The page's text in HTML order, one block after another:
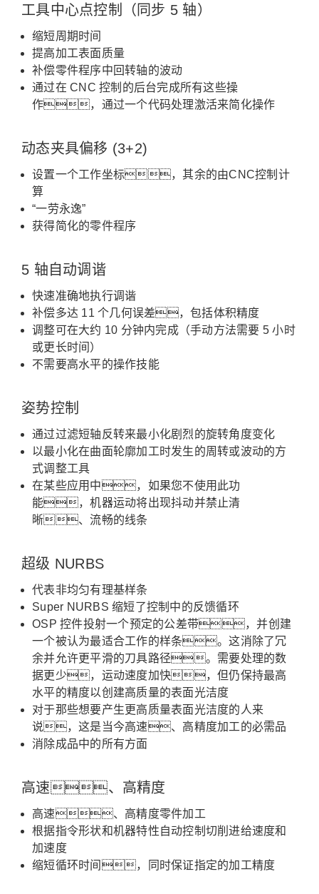
工具中心点控制（同步 5 轴）
缩短周期时间
提高加工表面质量
补偿零件程序中回转轴的波动
通过在 CNC 控制的后台完成所有这些操
作，通过一个代码处理激活来简化操作
动态夹具偏移 (3+2)
设置一个工作坐标，其余的由CNC控制计
算
“一劳永逸”
获得简化的零件程序
5 轴自动调谐
快速准确地执行调谐
补偿多达 11 个几何误差，包括体积精度
调整可在大约 10 分钟内完成（手动方法需要 5 小时
或更长时间）
不需要高水平的操作技能
姿势控制
通过过滤短轴反转来最小化剧烈的旋转角度变化
以最小化在曲面轮廓加工时发生的周转或波动的方
式调整工具
在某些应用中，如果您不使用此功
能，机器运动将出现抖动并禁止清
晰、流畅的线条
超级 NURBS
代表非均匀有理基样条
Super NURBS 缩短了控制中的反馈循环
OSP 控件投射一个预定的公差带，并创建
一个被认为最适合工作的样条。这消除了冗
余并允许更平滑的刀具路径。 需要处理的数
据更少，运动速度加快，但仍保持最高
水平的精度以创建高质量的表面光洁度
对于那些想要产生更高质量表面光洁度的人来
说，这是当今高速、高精度加工的必需品
消除成品中的所有方面
高速、高精度
高速、高精度零件加工
根据指令形状和机器特性自动控制切削进给速度和
加速度
缩短循环时间，同时保证指定的加工精度